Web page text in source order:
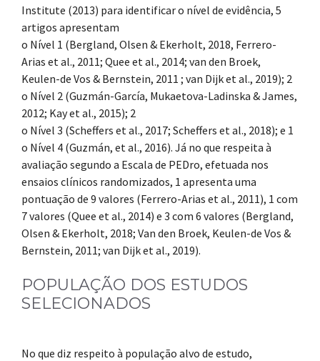
Institute (2013) para identificar o nível de evidência, 5
artigos apresentam
o Nível 1 (Bergland, Olsen & Ekerholt, 2018, Ferrero-
Arias et al., 2011; Quee et al., 2014; van den Broek,
Keulen-de Vos & Bernstein, 2011 ; van Dijk et al., 2019); 2
o Nível 2 (Guzmán-García, Mukaetova-Ladinska & James,
2012; Kay et al., 2015); 2
o Nível 3 (Scheffers et al., 2017; Scheffers et al., 2018); e 1
o Nível 4 (Guzmán, et al., 2016). Já no que respeita à
avaliação segundo a Escala de PEDro, efetuada nos
ensaios clínicos randomizados, 1 apresenta uma
pontuação de 9 valores (Ferrero-Arias et al., 2011), 1 com
7 valores (Quee et al., 2014) e 3 com 6 valores (Bergland,
Olsen & Ekerholt, 2018; Van den Broek, Keulen-de Vos &
Bernstein, 2011; van Dijk et al., 2019).
POPULAÇÃO DOS ESTUDOS
SELECIONADOS
No que diz respeito à população alvo de estudo,